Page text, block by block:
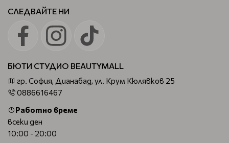
СЛЕДВАЙТЕ НИ
БЮТИ СТУДИО BEAUTYMALL
гр. София, Дианабад, ул. Крум Кюлявков 25
0886616467
Работно време
всеки ден
10:00 - 20:00